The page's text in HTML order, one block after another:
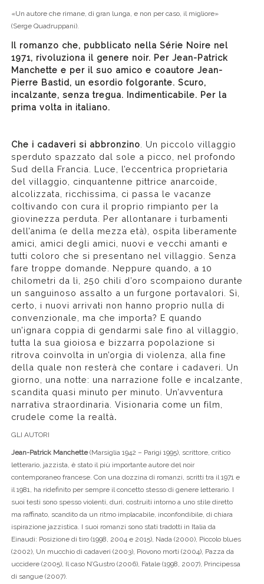
«Un autore che rimane, di gran lunga, e non per caso, il migliore»
(Serge Quadruppani).
Il romanzo che, pubblicato nella Série Noire nel
1971, rivoluziona il genere noir. Per Jean-Patrick
Manchette e per il suo amico e coautore Jean-
Pierre Bastid, un esordio folgorante. Scuro,
incalzante, senza tregua. Indimenticabile. Per la
prima volta in italiano.
Che i cadaveri si abbronzino . Un piccolo villaggio
sperduto spazzato dal sole a picco, nel profondo
Sud della Francia. Luce, l’eccentrica proprietaria
del villaggio, cinquantenne pittrice anarcoide,
alcolizzata, ricchissima, ci passa le vacanze
coltivando con cura il proprio rimpianto per la
giovinezza perduta. Per allontanare i turbamenti
dell’anima (e della mezza età), ospita liberamente
amici, amici degli amici, nuovi e vecchi amanti e
tutti coloro che si presentano nel villaggio. Senza
fare troppe domande. Neppure quando, a 10
chilometri da lì, 250 chili d’oro scompaiono durante
un sanguinoso assalto a un furgone portavalori. Sì,
certo, i nuovi arrivati non hanno proprio nulla di
convenzionale, ma che importa? E quando
un’ignara coppia di gendarmi sale fino al villaggio,
tutta la sua gioiosa e bizzarra popolazione si
ritrova coinvolta in un’orgia di violenza, alla fine
della quale non resterà che contare i cadaveri. Un
giorno, una notte: una narrazione folle e incalzante,
scandita quasi minuto per minuto. Un’avventura
narrativa straordinaria. Visionaria come un film,
crudele come la realtà.
GLI AUTORI
Jean-Patrick Manchette(Marsiglia 1942 – Parigi 1995), scrittore, critico
letterario, jazzista, è stato il più importante autore del noir
contemporaneo francese. Con una dozzina di romanzi, scritti tra il 1971 e
il 1981, ha ridefinito per sempre il concetto stesso di genere letterario. I
suoi testi sono spesso violenti, duri, costruiti intorno a uno stile diretto
ma raffinato, scandito da un ritmo implacabile, inconfondibile, di chiara
ispirazione jazzistica. I suoi romanzi sono stati tradotti in Italia da
Einaudi: Posizione di tiro (1998, 2004 e 2015), Nada (2000), Piccolo blues
(2002), Un mucchio di cadaveri (2003), Piovono morti (2004), Pazza da
uccidere (2005), Il caso N’Gustro (2006), Fatale (1998, 2007), Principessa
di sangue (2007).